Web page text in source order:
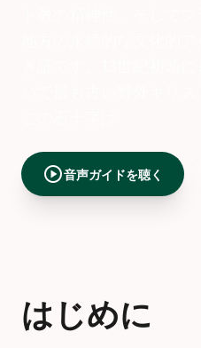
play_circle音声ガイドを聴く
はじめに